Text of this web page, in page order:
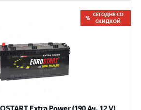
СЕГОДНЯ СО
СКИДКОЙ